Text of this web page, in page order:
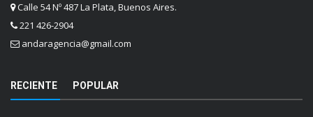
Calle 54 Nº 487 La Plata, Buenos Aires.
221 426-2904
andaragencia@gmail.com
RECIENTE POPULAR